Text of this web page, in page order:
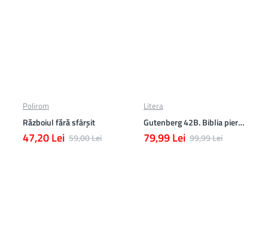
Polirom
Războiul fără sfârşit
47,20 Lei 59,00 Lei
Litera
Gutenberg 42B. Biblia pierduta
79,99 Lei 99,99 Lei